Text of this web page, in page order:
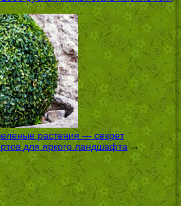
растения — секрет
для яркого ландшафта→